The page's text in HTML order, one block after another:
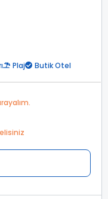
Plaj Butik Otel